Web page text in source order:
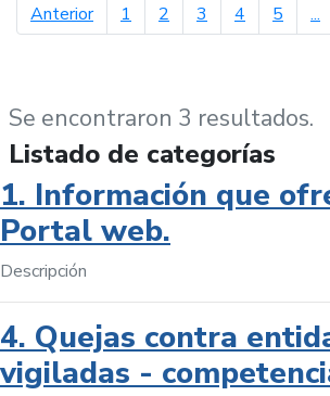
Anteriorpágina anterior
1 2 3 4 5 ...
Se encontraron 3 resultados.
Listado de categorías
1. Información que
Portal web.
Descripción
4. Quejas contra
vigiladas -